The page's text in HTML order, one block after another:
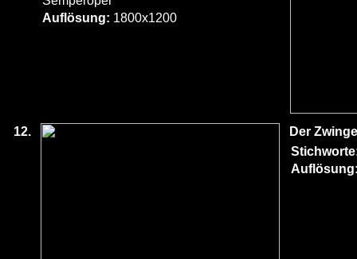
Auflösung: 1800x1200
12.
Der